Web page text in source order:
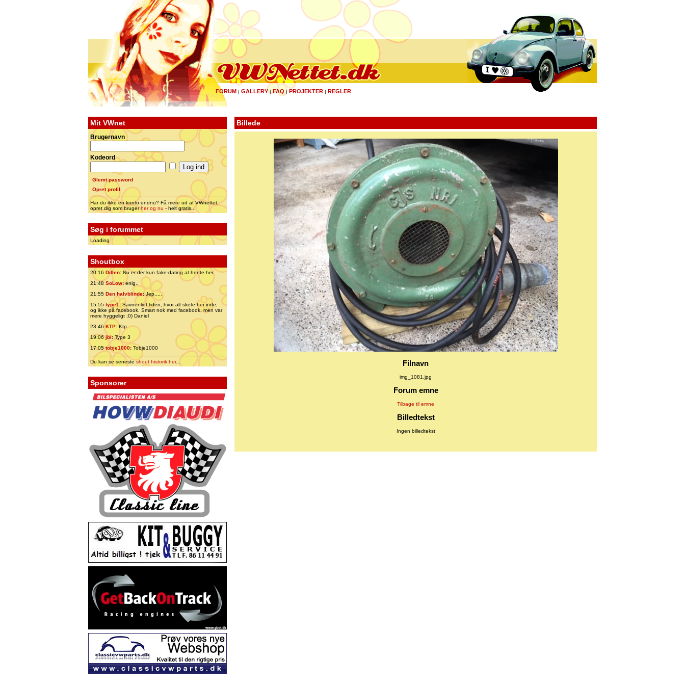
FORUM | GALLERY|FAQ | PROJEKTER | REGLER
Mit VWnet
Brugernavn
Kodeord
Glemt password
Opret profil
Har du ikke en konto endnu? Få mere ud af VWnettet,
opret dig som brugerher og nu - helt gratis...
Søg i forummet
Loading
Shoutbox
20:16 Dillen: Nu er der kun fake-dating at hente her.
21:48 SoLow:enig..
21:55 Den halvblinde:Jep.....
15:55 type1:Savner lidt tiden, hvor alt skete her inde,
og ikke på facebook. Smart nok med facebook, men var
mere hyggeligt ;0) Daniel
23:46 KTP:Ktp
19:06jbl:Type 3
17:05tobje1000: Tobje1000
Du kan se senesteshout historik her...
Sponsorer
Billede
Filnavn
img_1081.jpg
Forum emne
Tilbage til emne
Billedtekst
Ingen billedtekst